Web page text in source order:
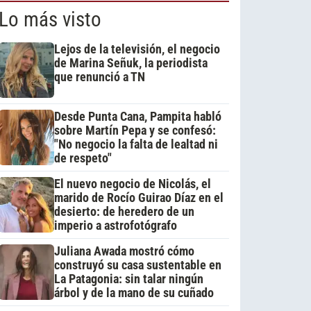
más visto
Lejos de la televisión, el negocio
de Marina Señuk, la periodista
que renunció a TN
Desde Punta Cana, Pampita habló
sobre Martín Pepa y se confesó:
"No negocio la falta de lealtad ni
de respeto"
El nuevo negocio de Nicolás, el
marido de Rocío Guirao Díaz en el
desierto: de heredero de un
imperio a astrofotógrafo
Juliana Awada mostró cómo
construyó su casa sustentable en
La Patagonia: sin talar ningún
árbol y de la mano de su cuñado